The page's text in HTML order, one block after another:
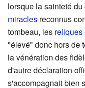
lorsque la sainteté
miracles reconnus
tombeau, les reliques
"élevé" donc hors de
la vénération des
d'autre déclaration
s'accompagnait bien